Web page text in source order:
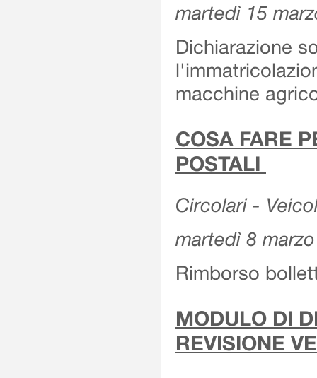
martedì 15
Dichiarazione
macchine
COSA FARE
POSTALI
Circolari -
martedì 8
Rimborso
MODULO DI
REVISIONE